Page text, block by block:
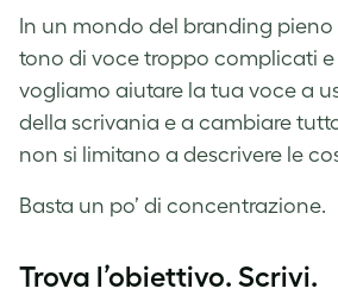
In un mondo del branding
tono di voce troppo complicati
vogliamo aiutare la tua voce a
della scrivania e a cambiare
non si limitano a descrivere le
Basta un po’ di concentrazione.
Trova l’obiettivo. Scrivi.